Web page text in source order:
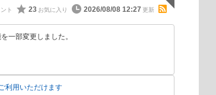
23 2026/08/08 12:27
一部変更しました。
利用いただけます